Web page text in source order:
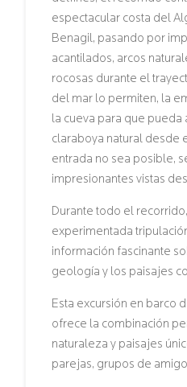
espectacular costa del
Benagil, pasando por
acantilados, arcos
rocosas durante el
del mar lo permiten, la
la cueva para que pueda
claraboya natural desde
entrada no sea posible,
impresionantes vistas
Durante todo el
experimentada
información fascinante
geología y los paisajes
Esta excursión en barco
ofrece la combinación
naturaleza y paisajes
parejas, grupos de